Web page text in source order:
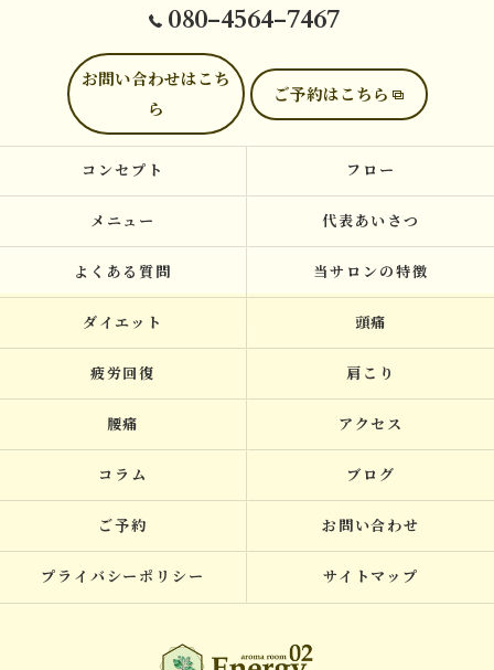
080-4564-7467
お問い合わせはこち
ら
ご予約はこちら
コンセプト フロー
メニュー 代表あいさつ
よくある質問 当サロンの特徴
ダイエット 頭痛
疲労回復 肩こり
腰痛 アクセス
コラム ブログ
ご予約 お問い合わせ
プライバシーポリシー サイトマップ